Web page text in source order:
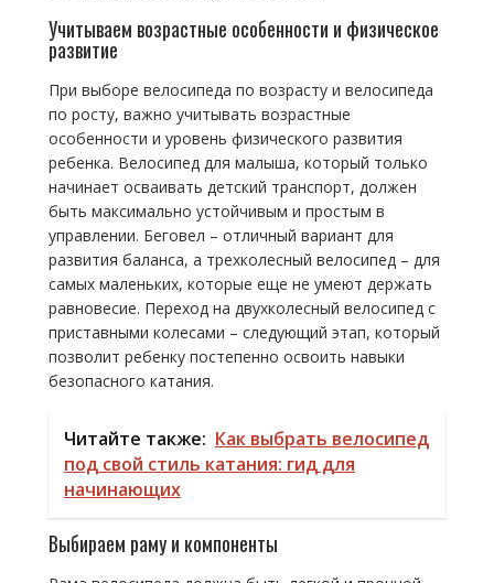
Учитываем возрастные особенности и физическое
развитие
При выборе велосипеда по возрасту и велосипеда
по росту, важно учитывать возрастные
особенности и уровень физического развития
ребенка. Велосипед для малыша, который только
начинает осваивать детский транспорт, должен
быть максимально устойчивым и простым в
управлении. Беговел – отличный вариант для
развития баланса, а трехколесный велосипед – для
самых маленьких, которые еще не умеют держать
равновесие. Переход на двухколесный велосипед с
приставными колесами – следующий этап, который
позволит ребенку постепенно освоить навыки
безопасного катания.
Читайте также: Как выбрать велосипед
под свой стиль катания: гид для
начинающих
Выбираем раму и компоненты